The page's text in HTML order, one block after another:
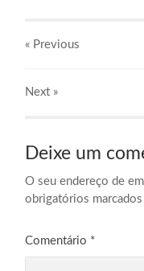
« Previous
Next »
Deixe um
O seu endereço de
obrigatórios
Comentário *